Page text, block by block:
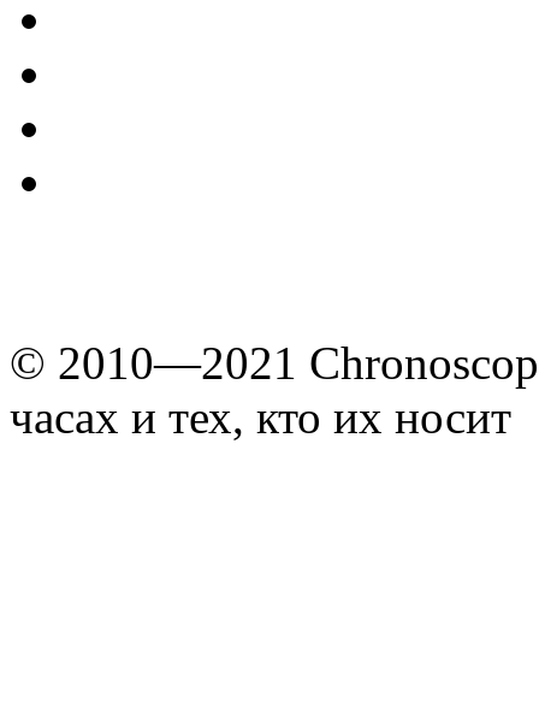
© 2010—2021
часах и тех, кто их носит